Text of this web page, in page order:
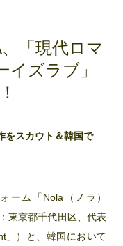
「現代ロマ
ズラブ」
をスカウト＆韓国で
ーム「Nola（ノラ）
東京都千代田区、代表
）と、韓国において